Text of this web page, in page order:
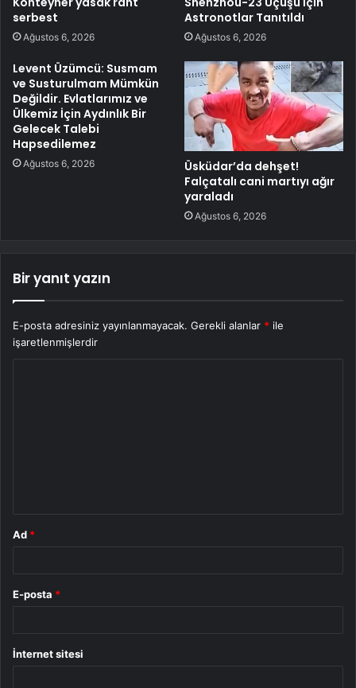
serbest
Ağustos 6, 2026
Astronotlar Tanıtıldı
Ağustos 6, 2026
Levent Üzümcü: Susmam
ve Susturulmam Mümkün
Değildir. Evlatlarımız ve
Ülkemiz İçin Aydınlık Bir
Gelecek Talebi
Hapsedilemez
Ağustos 6, 2026
Üsküdar’da dehşet!
Falçatalı cani martıyı ağır
yaraladı
Ağustos 6, 2026
Bir yanıt yazın
E-posta adresiniz yayınlanmayacak. Gerekli alanlar * ile
işaretlenmişlerdir
Ad *
E-posta *
İnternet sitesi